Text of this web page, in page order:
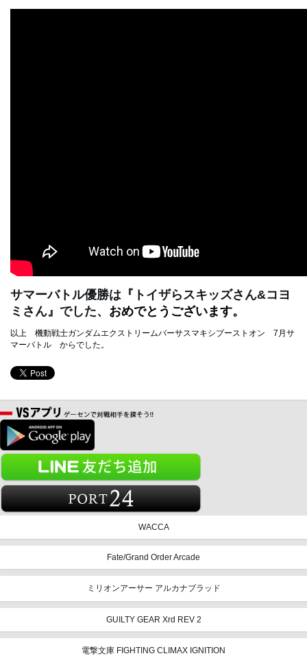
サマーバトル優勝は『トイザらスキッズさん&コヨ
ミさん』でした、 おめでとうございます。
以上 機動戦士ガンダムエクストリームバーサスマキシブーストオン 7月サ
マーバトル からでした。
WACCA
Fate/Grand Order Arcade
ミリオンアーサー アルカナブラッド
GUILTY GEAR Xrd REV 2
電撃文庫 FIGHTING CLIMAX IGNITION